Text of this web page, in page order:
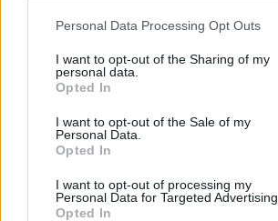
Personal Data Processing Opt Outs
I want to opt-out of the Sharing of my
personal data.
Opted In
I want to opt-out of the Sale of my
Personal Data.
Opted In
I want to opt-out of processing my
Personal Data for Targeted Advertising.
Opted In